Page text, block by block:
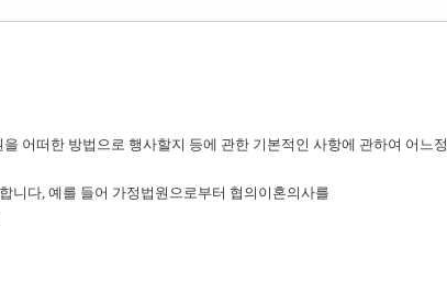
어떠한 방법으로 행사할지 등에 관한 기본적인 사항에 관하여 어느정
니다, 예를 들어 가정법원으로부터 협의이혼의사를